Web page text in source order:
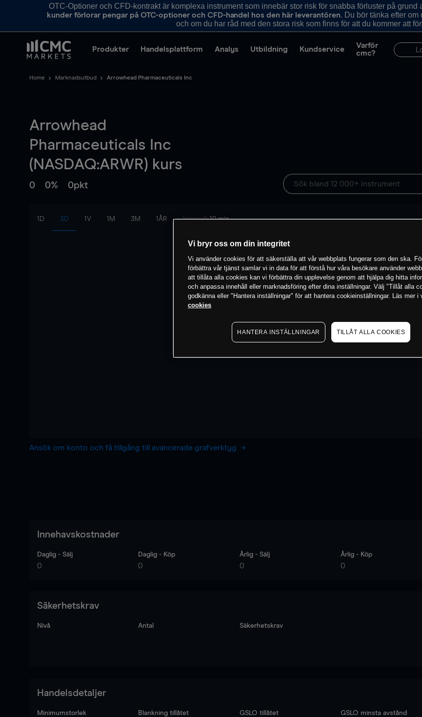
OTC-Optioner och CFD-kontrakt är komplexa instrument som innebär stor risk för snabba förluster på grund
kunder förlorar pengar på OTC-optioner och CFD-handel hos den här leverantören. Du bör tänka efter
och om du har råd med den stora risk som finns för att du kommer att
Produkter Handelsplattform Analys Utbildning Kundservice
Varför
cmc?
Home Marknadsutbud Arrowhead Pharmaceuticals Inc
Arrowhead
Pharmaceuticals Inc
(NASDAQ:ARWR) kurs
0 0% 0pkt
1D 3D 1V 1M 3M 1ÅR Intervall:10 min
Ansök om konto och få tillgång till avancerade grafverktyg
Innehavskostnader
Daglig - Sälj
0
Daglig - Köp
0
Årlig - Sälj
0
Årlig - Köp
0
Säkerhetskrav
Nivå Antal Säkerhetskrav
Handelsdetaljer
Minimumstorlek Blankning tillåtet GSLO tillåtet GSLO minsta avstånd
Vi bryr oss om din integritet
Vi använder cookies för att säkerställa att vår webbplats fungerar som den ska.
förbättra vår tjänst samlar vi in data för att förstå hur våra besökare använder
att tillåta alla cookies kan vi förbättra din upplevelse genom att hjälpa dig hitta
och anpassa innehåll eller marknadsföring efter dina inställningar. Välj "Tillåt alla
godkänna eller "Hantera inställningar" för att hantera cookieinställningar. Läs mer i
cookies
HANTERA INSTÄLLNINGAR TILLÅT ALLA COOKIES